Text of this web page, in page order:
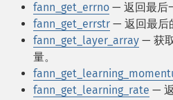
fann_get_errno — 返回最后
fann_get_errstr — 返回最后
fann_get_layer_array — 获
量。
fann_get_learning_rate —